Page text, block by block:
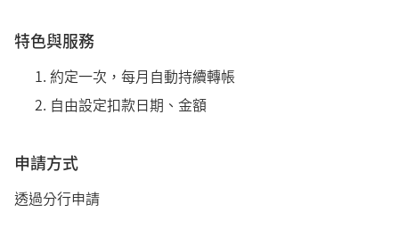
特色與服務
約定一次，每月自動持續轉帳
自由設定扣款日期、金額
申請方式
透過分行申請